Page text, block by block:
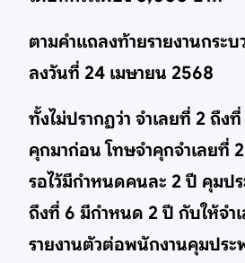
ตามคำแถลงท้ายรายงานกระ
ลงวันที่ 24 เมษายน 2568
ทั้งไม่ปรากฏว่า จำเลยที่ 2 ถึง
คุกมาก่อน โทษจำคุกจำเลยที่
รอไว้มีกำหนดคนละ 2 ปี คุมป
ถึงที่ 6 มีกำหนด 2 ปี กับให้จำ
รายงานตัวต่อพนักงานคุมปร